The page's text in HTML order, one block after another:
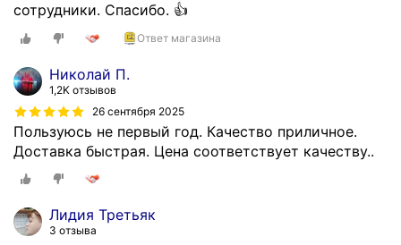
сотрудники. Спасибо. 👍
Ответ магазина
Николай П.
1,2K отзывов
26 сентября 2025
Пользуюсь не первый год. Качество приличное.
Доставка быстрая. Цена соответствует качеству..
Лидия Третьяк
3 отзыва